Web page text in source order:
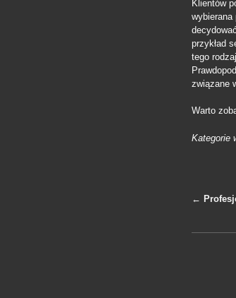
Klientów
wybierana
przykład
tego
związane
Warto
Kategorie
←